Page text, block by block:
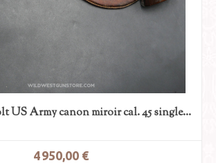
US Army canon miroir cal. 45 single...
4 950,00 €